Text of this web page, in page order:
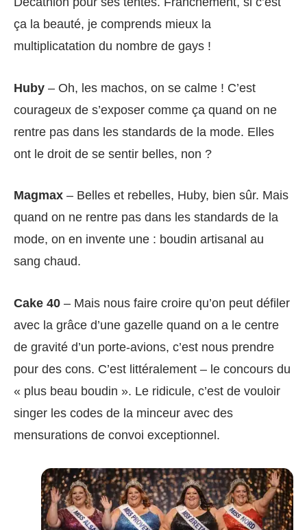
ça la beauté, je comprends mieux la
multiplicatation du nombre de gays !
Huby – Oh, les machos, on se calme ! C’est
courageux de s’exposer comme ça quand on ne
rentre pas dans les standards de la mode. Elles
ont le droit de se sentir belles, non ?
Magmax – Belles et rebelles, Huby, bien sûr. Mais
quand on ne rentre pas dans les standards de la
mode, on en invente une : boudin artisanal au
sang chaud.
Cake 40 – Mais nous faire croire qu’on peut défiler
avec la grâce d’une gazelle quand on a le centre
de gravité d’un porte-avions, c’est nous prendre
pour des cons. C’est littéralement – le concours du
« plus beau boudin ». Le ridicule, c’est de vouloir
singer les codes de la minceur avec des
mensurations de convoi exceptionnel.